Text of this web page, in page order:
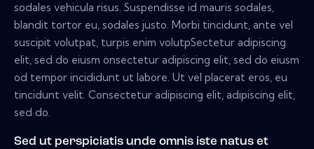
sodales vehicula risus. Suspendisse id mauris sodales,
blandit tortor eu, sodales justo. Morbi tincidunt, ante vel
suscipit volutpat, turpis enim volutpSectetur adipiscing
elit, sed do eiusm onsectetur adipiscing elit, sed do eiusm
od tempor incididunt ut labore. Ut vel placerat eros, eu
tincidunt velit. Consectetur adipiscing elit, adipiscing elit,
sed do.
Sed ut perspiciatis unde omnis iste natus et